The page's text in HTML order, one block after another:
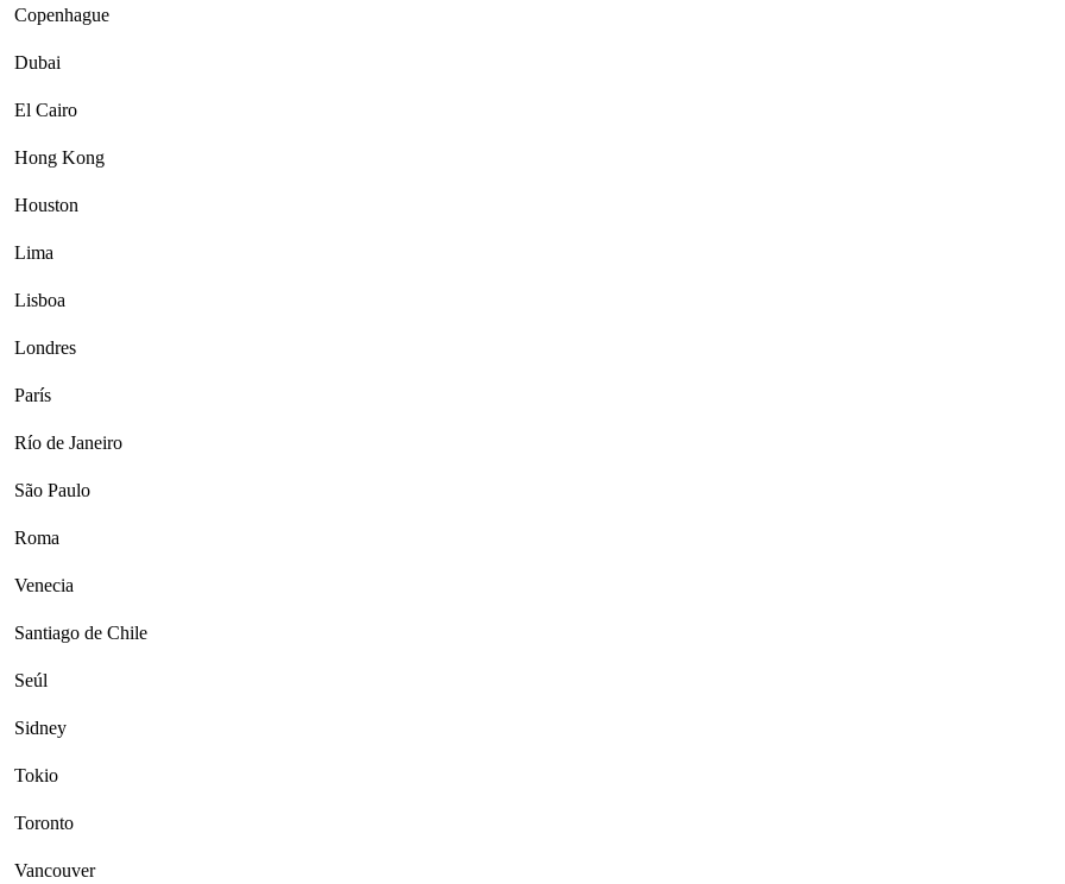
Copenhague
Dubai
El Cairo
Hong Kong
Houston
Lima
Lisboa
Londres
París
Río de Janeiro
São Paulo
Roma
Venecia
Santiago de Chile
Seúl
Sidney
Tokio
Toronto
Vancouver